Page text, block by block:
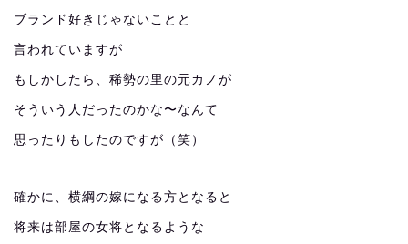
ブランド好きじゃないことと
言われていますが
もしかしたら、稀勢の里の元カノが
そういう人だったのかな〜なんて
思ったりもしたのですが（笑）
確かに、横綱の嫁になる方となると
将来は部屋の女将となるような